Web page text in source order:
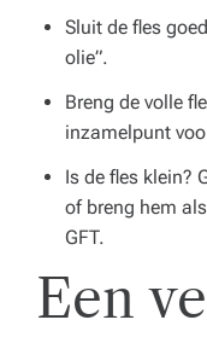
Sluit de fles
olie”.
Breng de volle
inzamelpunt
Is de fles klein?
of breng hem
GFT.
Een